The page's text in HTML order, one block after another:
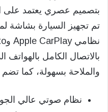
بتصميم عصري يعتمد على
تم تجهيز السيارة بشاشة
بالاتصال الكامل بالهواتف
والملاحة بسهولة، كما تضم
نظام صوتي عالي